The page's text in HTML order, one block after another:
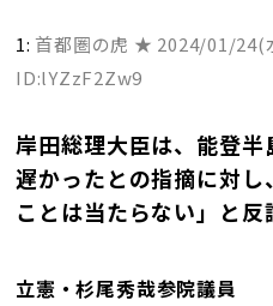
1:首都圏の虎 ★ 2024/01/24(
ID:lYZzF2Zw9
岸田総理大臣は、能登
遅かったとの指摘に対
ことは当たらない」と反
立憲・杉尾秀哉参院議員